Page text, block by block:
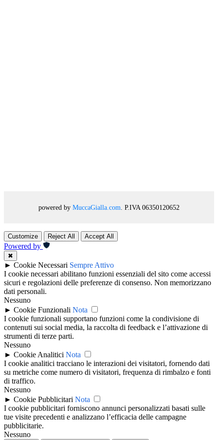
powered by MuccaGialla.com . P.IVA 06350120652
Customize Reject All Accept All
Powered by
✖
► Cookie Necessari Sempre Attivo
I cookie necessari abilitano funzioni essenziali del sito come accessi
sicuri e regolazioni delle preferenze di consenso. Non memorizzano
dati personali.
Nessuno
► Cookie Funzionali Nota
I cookie funzionali supportano funzioni come la condivisione di
contenuti sui social media, la raccolta di feedback e l’attivazione di
strumenti di terze parti.
Nessuno
► Cookie Analitici Nota
I cookie analitici tracciano le interazioni dei visitatori, fornendo dati
su metriche come numero di visitatori, frequenza di rimbalzo e fonti
di traffico.
Nessuno
► Cookie Pubblicitari Nota
I cookie pubblicitari forniscono annunci personalizzati basati sulle
tue visite precedenti e analizzano l’efficacia delle campagne
pubblicitarie.
Nessuno